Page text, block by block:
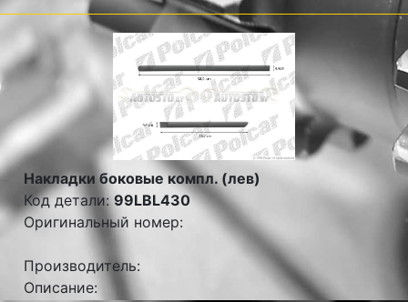
Накладки боковые компл. (лев)
Код детали:99LBL430
Оригинальный номер:
Производитель:
Описание: